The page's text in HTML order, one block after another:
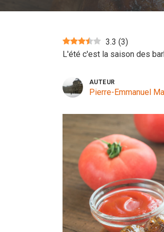
3.3 (3)
L'été c'est la saison des
AUTEUR
Pierre-Emmanuel